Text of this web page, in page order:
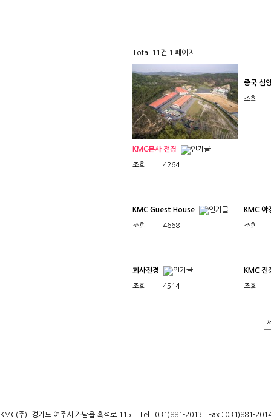
Total 11건 1 페이지
KMC본사 전경
조회 4264
중국 심
조회
KMC Guest House
조회 4668
KMC 야
조회
회사전경
조회 4514
KMC 전
조회
KMC(주). 경기도 여주시 가남읍 흑석로 115. Tel : 031)881-2013 . Fax : 031)881-